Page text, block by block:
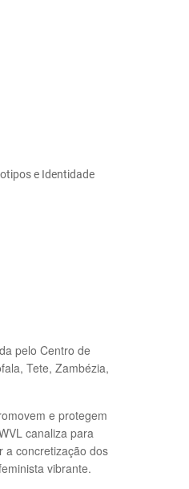
e Identidade
pelo Centro de
Tete, Zambézia,
e protegem
canaliza para
a concretização dos
vibrante.